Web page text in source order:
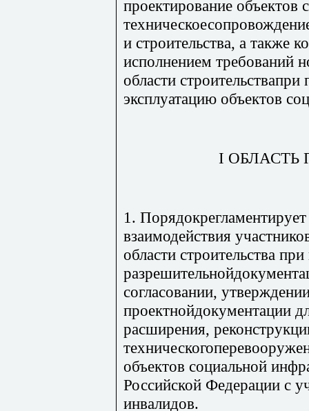
проектирование объектов
и строительства, а также
исполнением требований
области
эксплуатацию объектов
I ОБЛАСТЬ
1.
взаимодействия
области строительства
согласовании,
проектнойдокументации
расширения,
объектов социальной
Российской Федерации с
инвалидов.